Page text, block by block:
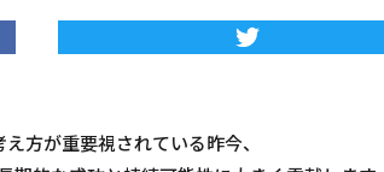
方が重要視されている昨今、